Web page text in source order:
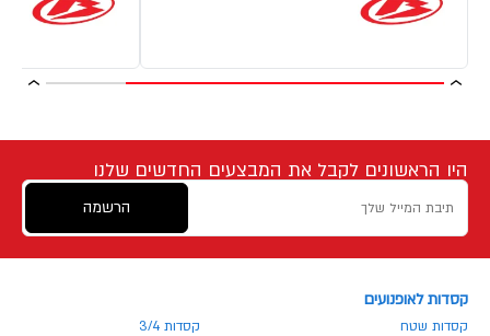
היו הראשונים לקבל את המבצעים החדשים שלנו
הרשמה
קסדות לאופנועים
קסדות שטח
קסדות 3/4